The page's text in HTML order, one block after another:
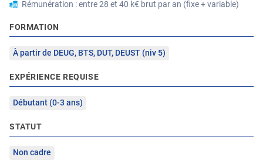
Rémunération : entre 28 et 40 k€ brut par an (fixe + variable)
FORMATION
À partir de DEUG, BTS, DUT, DEUST (niv 5)
EXPÉRIENCE REQUISE
Débutant (0-3 ans)
STATUT
Non cadre